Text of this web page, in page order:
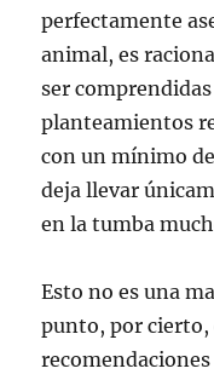
perfectamente
animal, es
ser
planteamientos
con un mínimo
deja llevar
en la tumba
Esto no es una
punto, por cierto,